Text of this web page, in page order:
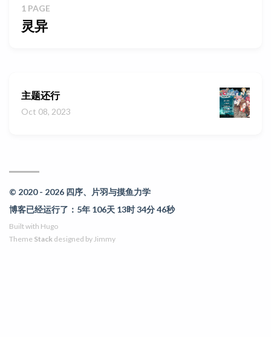
1 PAGE
灵异
主题还行
Oct 08, 2023
© 2020 - 2026 四序、片羽与摸鱼力学
博客已经运行了：5年 106天 13时 34分 46秒
Built with Hugo
Theme Stack designed by Jimmy